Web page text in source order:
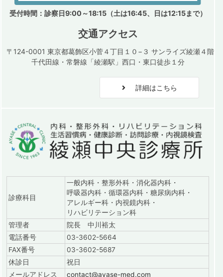
受付時間：診察日9:00～18:15（土は16:45、日は12:15まで）
交通アクセス
〒124-0001 東京都葛飾区小菅４丁目１０−３ サンライズ綾瀬４階
千代田線・常磐線「綾瀬駅」西口・東口徒歩１分
詳細はこちら
診療科目
一般内科・整形外科・消化器内科・
呼吸器内科・循環器内科・糖尿病内科・
アレルギー科・内視鏡内科・
リハビリテーション科
管理者
院長 中川裕太
電話番号
03-3602-5664
FAX番号
03-3602-5687
休診日
祝日
メールアドレス
contact@ayase-med.com